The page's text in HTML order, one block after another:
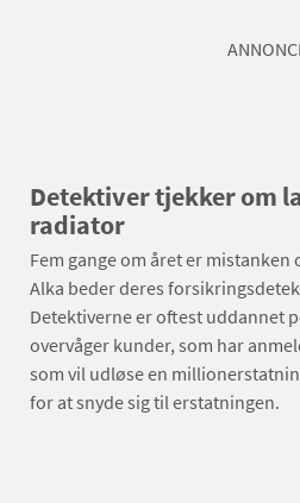
Detektiver tjekker om
radiator
Fem gange om året er
Alka beder deres
Detektiverne er oftest uddannet
overvåger kunder, som har
som vil udløse en
for at snyde sig til erstatningen.